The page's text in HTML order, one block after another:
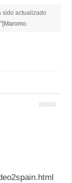
sido actualizado
Maromo.
#8840